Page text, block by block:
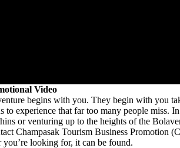
Video
begins with you. They begin with you
experience that far too many people miss.
or venturing up to the heights of the
Champasak Tourism Business Promotion
looking for, it can be found.